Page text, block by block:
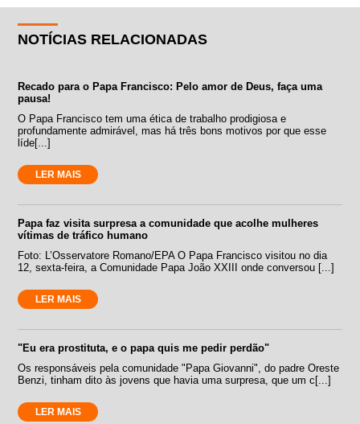
NOTÍCIAS RELACIONADAS
Recado para o Papa Francisco: Pelo amor de Deus, faça uma
pausa!
O Papa Francisco tem uma ética de trabalho prodigiosa e
profundamente admirável, mas há três bons motivos por que esse
líde[...]
LER MAIS
Papa faz visita surpresa a comunidade que acolhe mulheres
vítimas de tráfico humano
Foto: L’Osservatore Romano/EPA O Papa Francisco visitou no dia
12, sexta-feira, a Comunidade Papa João XXIII onde conversou [...]
LER MAIS
"Eu era prostituta, e o papa quis me pedir perdão"
Os responsáveis pela comunidade "Papa Giovanni", do padre Oreste
Benzi, tinham dito às jovens que havia uma surpresa, que um c[...]
LER MAIS